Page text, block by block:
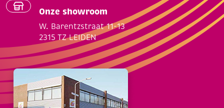
Onze showroom
W. Barentzstraat 11-13
2315 TZ LEIDEN